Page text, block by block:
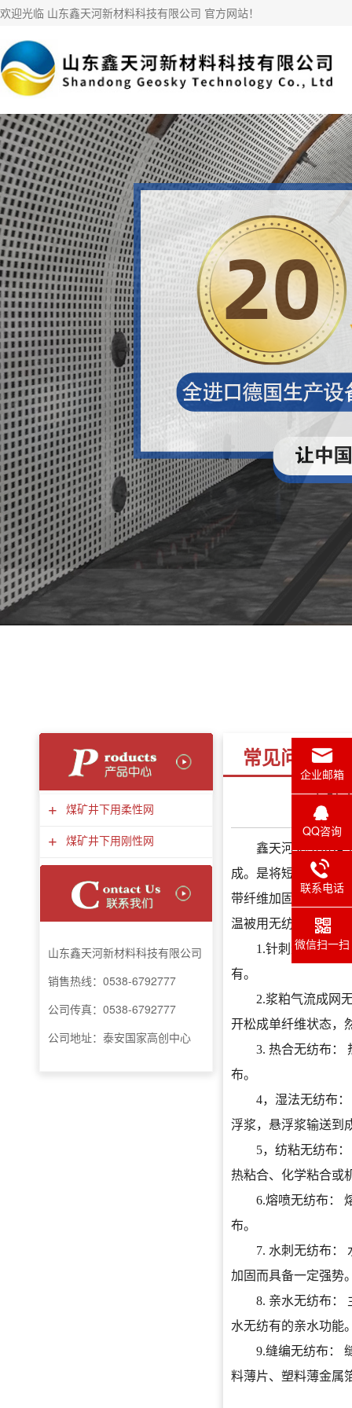
欢迎光临 山东鑫天河新材料科技有限公司 官方网站！
+ 煤矿井下用柔性网
+ 煤矿井下用刚性网
山东鑫天河新材料科技有限公司
销售热线：0538-6792777
公司传真： 0538-6792777
公司地址：泰安国家高创中心
常见问题
无纺
鑫天河无纺布是干
成。是将短纤维经过
带纤维加固，形成针
温被用无纺布，公路
1.针刺无纺布： 鑫
有。
2.浆粕气流成网无
开松成单纤维状态，
3. 热合无纺布： 热
布。
4，湿法无纺布：
浮浆，悬浮浆输送到
5，纺粘无纺布：
热粘合、化学粘合或
6.熔喷无纺布：
布。
7. 水刺无纺布： 水
加固而具备一定强势
8. 亲水无纺布： 主
水无纺有的亲水功能
9.缝编无纺布： 缝
料薄片、塑料薄金属
企业邮箱
QQ咨询
联系电话
微信扫一扫